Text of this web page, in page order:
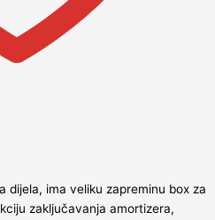
dijela, ima veliku zapreminu box za
zaključavanja amortizera,